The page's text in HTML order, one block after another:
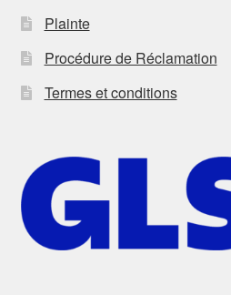
Plainte
Procédure de Réclamation
Termes et conditions